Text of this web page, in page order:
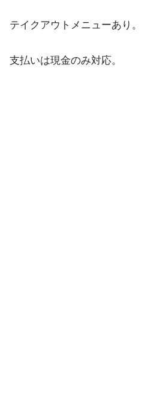
テイクアウトメニューあり。
支払いは現金のみ対応。